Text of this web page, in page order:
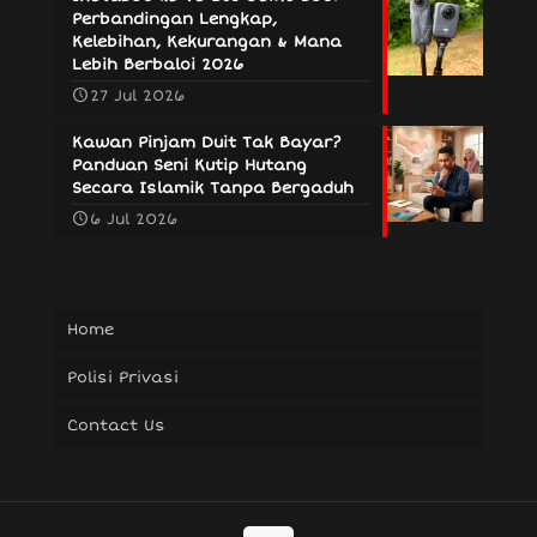
Perbandingan Lengkap,
Kelebihan, Kekurangan & Mana
Lebih Berbaloi 2026
27 Jul 2026
Kawan Pinjam Duit Tak Bayar?
Panduan Seni Kutip Hutang
Secara Islamik Tanpa Bergaduh
6 Jul 2026
Home
Polisi Privasi
Contact Us